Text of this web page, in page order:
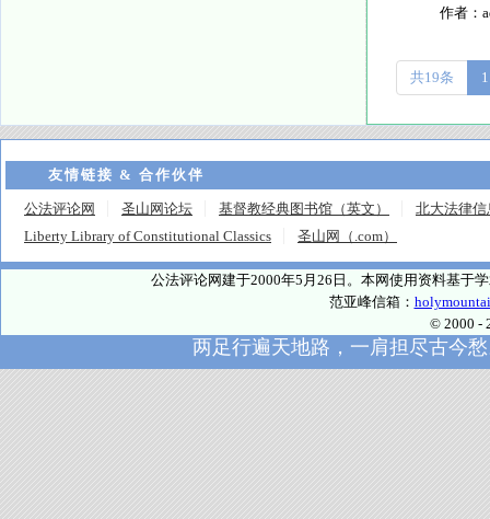
作者：
共19条 1
友情链接 & 合作伙伴
公法评论网 圣山网论坛 基督教经典图书馆（英文）
北大法律信
Liberty Library of Constitutional Classics
圣山网（.com）
公法评论网建于2000年5月26日。本网使用资料基于
范亚峰信箱：
© 2000 -
两足行遍天地路，一肩担尽古今